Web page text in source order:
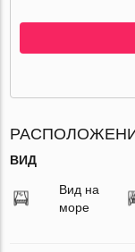
ВИД
Вид на
море